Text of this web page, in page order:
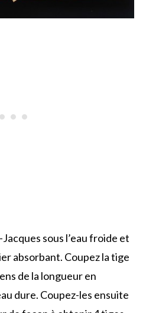
sous l’eau froide et
absorbant. Coupez la tige
de la longueur en
dure. Coupez-les ensuite